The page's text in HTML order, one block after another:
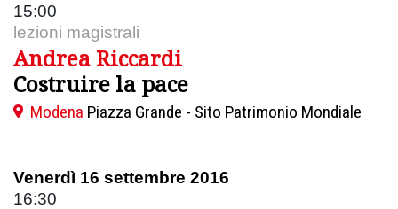
15:00
lezioni magistrali
Andrea Riccardi
Costruire la pace
Modena Piazza Grande - Sito Patrimonio Mondiale
Venerdì 16 settembre 2016
16:30